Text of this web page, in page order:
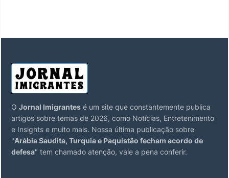
O Jornal Imigrantes é um site que constantemente publica
artigos sobre temas de 2026, como Notícias, Entretenimento
e Insights e muito mais. Nossa última publicação sobre
"Arábia Saudita, Turquia e Paquistão fecham acordo de
defesa" tem chamado atenção, vale a pena conferir.